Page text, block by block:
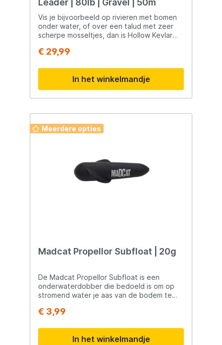
Leader | 80lb | Gravel | 50m
Vis je bijvoorbeeld op rivieren met bomen
onder water, of over een talud met zeer
scherpe mosseltjes, dan is Hollow Kevlar
Ideaal voor extreme omstandigheden, hol
€ 29,99
In het winkelmandje
Meerdere opties
Madcat Propellor Subfloat | 20g
De Madcat Propellor Subfloat is een
onderwaterdobber die bedoeld is om op
stromend water je aas van de bodem te
turbulentie in het water wat zeer attractief
€ 3,99
In het winkelmandje